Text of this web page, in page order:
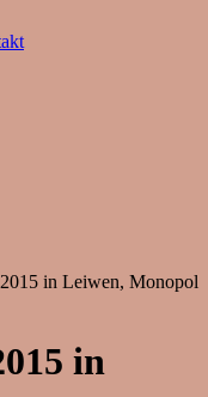
in Leiwen, Monopol
in